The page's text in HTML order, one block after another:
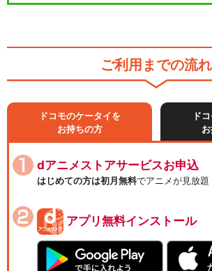
ご利用までの流れ
ドコモのケータイを
お持ちの方
ド
dアニメストアサービスお申込
はじめての方は初月無料でアニメが見放題
アプリ無料インストール